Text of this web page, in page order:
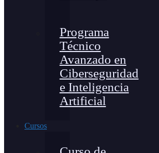
Programa
Técnico
Avanzado en
Ciberseguridad
e Inteligencia
Artificial
Cursos